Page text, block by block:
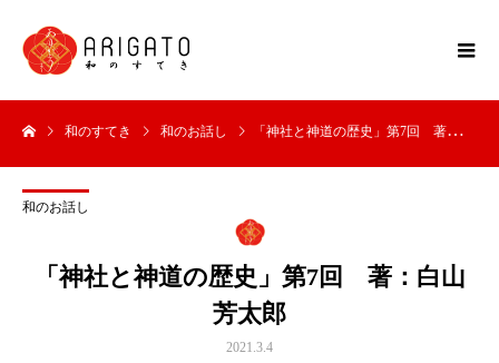
和のすてき 和のお話し 「神社と神道の歴史」第7回 著：白山芳太郎
和のお話し
「神社と神道の歴史」第7回 著：白山
芳太郎
2021.3.4